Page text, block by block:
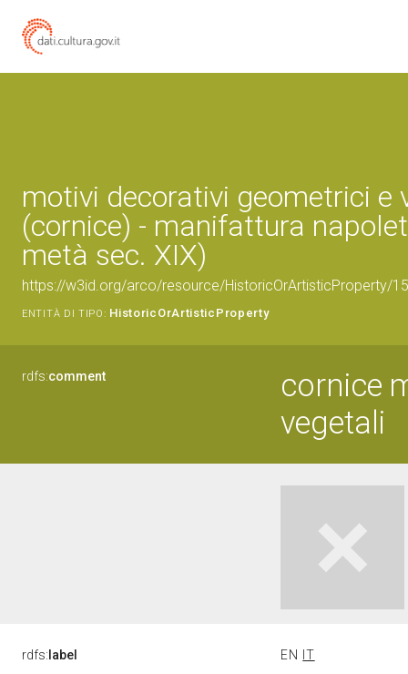
motivi decorativi geometrici e
(cornice) - manifattura
metà sec. XIX)
https://w3id.org/arco/resource/HistoricOrArtisticProperty/
ENTITÀ DI TIPO: HistoricOrArtisticProperty
rdfs:comment
cornice
vegetali
rdfs: label EN IT